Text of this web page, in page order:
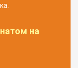
на